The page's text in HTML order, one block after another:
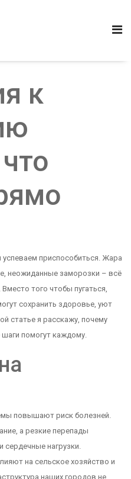
к
приспособиться. Жара
неожиданные заморозки – всё
того чтобы пугаться,
сохранить здоровье, уют
статье я расскажу, почему
помогут каждому.
повышают риск болезней.
а резкие перепады
нагрузки.
на сельское хозяйство и
наших городов не